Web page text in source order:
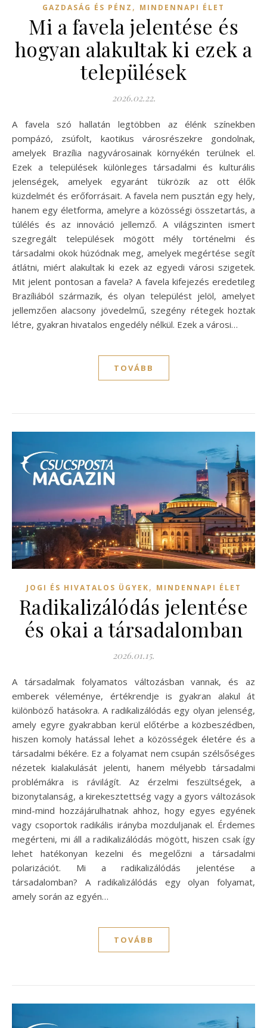
GAZDASÁG ÉS PÉNZ , MINDENNAPI ÉLET
Mi a favela jelentése és
hogyan alakultak ki ezek a
települések
2026.02.22.
A favela szó hallatán legtöbben az élénk színekben
pompázó, zsúfolt, kaotikus városrészekre gondolnak,
amelyek Brazília nagyvárosainak környékén terülnek el.
Ezek a települések különleges társadalmi és kulturális
jelenségek, amelyek egyaránt tükrözik az ott élők
küzdelmét és erőforrásait. A favela nem pusztán egy hely,
hanem egy életforma, amelyre a közösségi összetartás, a
túlélés és az innováció jellemző. A világszinten ismert
szegregált települések mögött mély történelmi és
társadalmi okok húzódnak meg, amelyek megértése segít
átlátni, miért alakultak ki ezek az egyedi városi szigetek.
Mit jelent pontosan a favela? A favela kifejezés eredetileg
Brazíliából származik, és olyan települést jelöl, amelyet
jellemzően alacsony jövedelmű, szegény rétegek hoztak
létre, gyakran hivatalos engedély nélkül. Ezek a városi…
TOVÁBB
JOGI ÉS HIVATALOS ÜGYEK, MINDENNAPI ÉLET
Radikalizálódás jelentése
és okai a társadalomban
2026.01.15.
A társadalmak folyamatos változásban vannak, és az
emberek véleménye, értékrendje is gyakran alakul át
különböző hatásokra. A radikalizálódás egy olyan jelenség,
amely egyre gyakrabban kerül előtérbe a közbeszédben,
hiszen komoly hatással lehet a közösségek életére és a
társadalmi békére. Ez a folyamat nem csupán szélsőséges
nézetek kialakulását jelenti, hanem mélyebb társadalmi
problémákra is rávilágít. Az érzelmi feszültségek, a
bizonytalanság, a kirekesztettség vagy a gyors változások
mind-mind hozzájárulhatnak ahhoz, hogy egyes egyének
vagy csoportok radikális irányba mozduljanak el. Érdemes
megérteni, mi áll a radikalizálódás mögött, hiszen csak így
lehet hatékonyan kezelni és megelőzni a társadalmi
polarizációt. Mi a radikalizálódás jelentése a
társadalomban? A radikalizálódás egy olyan folyamat,
amely során az egyén…
TOVÁBB